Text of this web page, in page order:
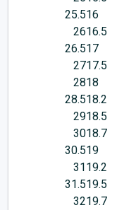
25.516
2616.5
26.517
2717.5
2818
28.518.2
2918.5
3018.7
30.519
3119.2
31.519.5
3219.7